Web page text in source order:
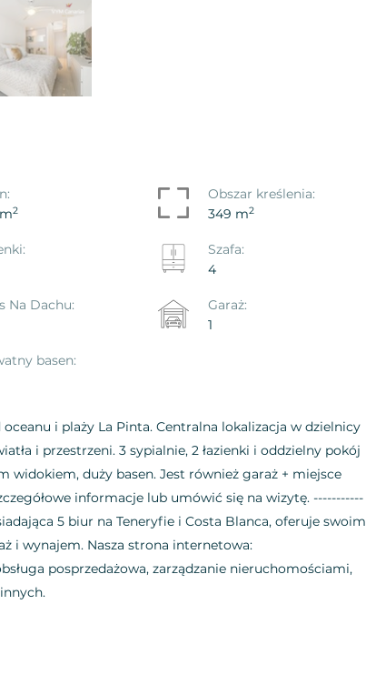
2
Obszar kreślenia:
349 m2
Szafa:
4
Na Dachu:
Garaż:
1
basen:
i plaży La Pinta. Centralna lokalizacja w dzielnicy
i przestrzeni. 3 sypialnie, 2 łazienki i oddzielny pokój
duży basen. Jest również garaż + miejsce
informacje lub umówić się na wizytę. -----------
5 biur na Teneryfie i Costa Blanca, oferuje swoim
i wynajem. Nasza strona internetowa:
posprzedażowa, zarządzanie nieruchomościami,